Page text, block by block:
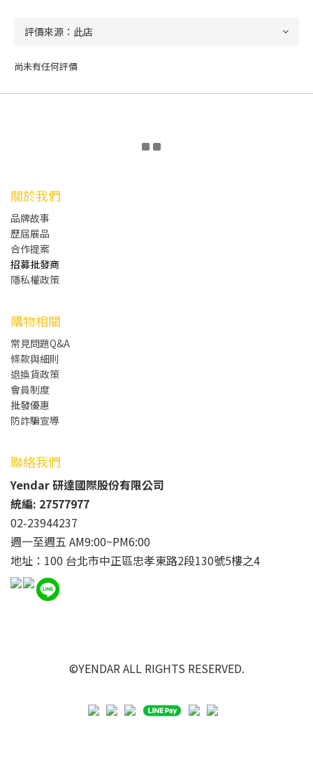
尚未有任何評價
關於我們
品牌故事
歷屆展品
合作提案
招募批發商
隱私權政策
購物相關
常見問題Q&A
條款與細則
退換貨政策
會員制度
批發優惠
防詐騙宣導
聯絡我們
Yendar 研達國際股份有限公司
統編: 27577977
02-23944237
週一至週五 AM9:00~PM6:00
地址：100 台北市中正區忠孝東路2段130號5樓之4
©YENDAR ALL RIGHTS RESERVED.